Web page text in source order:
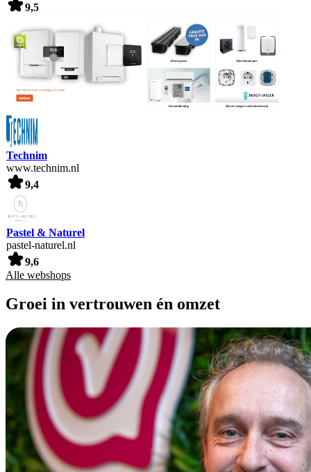
9,5
Technim
www.technim.nl
9,4
Pastel & Naturel
pastel-naturel.nl
9,6
Alle webshops
Groei in vertrouwen én omzet